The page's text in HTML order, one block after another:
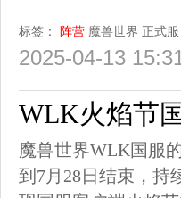
标签： 阵营 魔兽世界 正式服
2025-04-13
WLK火焰节
魔兽世界WLK国服
到7月28日结束，持